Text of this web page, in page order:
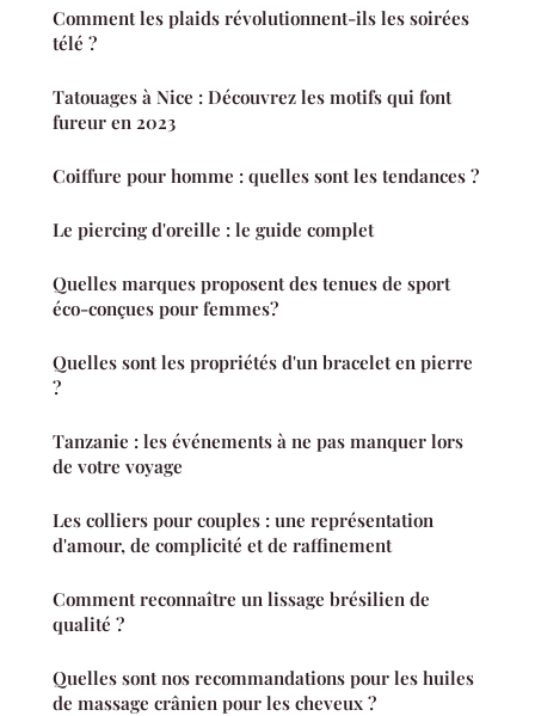
Comment les plaids révolutionnent-ils les soirées
télé ?
Tatouages à Nice : Découvrez les motifs qui font
fureur en 2023
Coiffure pour homme : quelles sont les tendances ?
Le piercing d'oreille : le guide complet
Quelles marques proposent des tenues de sport
éco-conçues pour femmes?
Quelles sont les propriétés d'un bracelet en pierre
?
Tanzanie : les événements à ne pas manquer lors
de votre voyage
Les colliers pour couples : une représentation
d'amour, de complicité et de raffinement
Comment reconnaître un lissage brésilien de
qualité ?
Quelles sont nos recommandations pour les huiles
de massage crânien pour les cheveux ?